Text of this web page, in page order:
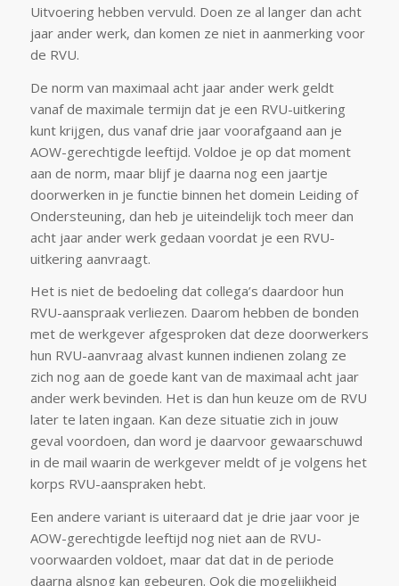
Uitvoering hebben vervuld. Doen ze al langer dan acht
jaar ander werk, dan komen ze niet in aanmerking voor
de RVU.
De norm van maximaal acht jaar ander werk geldt
vanaf de maximale termijn dat je een RVU-uitkering
kunt krijgen, dus vanaf drie jaar voorafgaand aan je
AOW-gerechtigde leeftijd. Voldoe je op dat moment
aan de norm, maar blijf je daarna nog een jaartje
doorwerken in je functie binnen het domein Leiding of
Ondersteuning, dan heb je uiteindelijk toch meer dan
acht jaar ander werk gedaan voordat je een RVU-
uitkering aanvraagt.
Het is niet de bedoeling dat collega’s daardoor hun
RVU-aanspraak verliezen. Daarom hebben de bonden
met de werkgever afgesproken dat deze doorwerkers
hun RVU-aanvraag alvast kunnen indienen zolang ze
zich nog aan de goede kant van de maximaal acht jaar
ander werk bevinden. Het is dan hun keuze om de RVU
later te laten ingaan. Kan deze situatie zich in jouw
geval voordoen, dan word je daarvoor gewaarschuwd
in de mail waarin de werkgever meldt of je volgens het
korps RVU-aanspraken hebt.
Een andere variant is uiteraard dat je drie jaar voor je
AOW-gerechtigde leeftijd nog niet aan de RVU-
voorwaarden voldoet, maar dat dat in de periode
daarna alsnog kan gebeuren. Ook die mogelijkheid